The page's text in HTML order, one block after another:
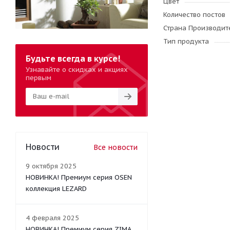
Количество постов
Страна
Тип продукта
Будьте всегда в курсе!
Узнавайте о скидках и акциях
первым
Новости Все новости
9 октября 2025
НОВИНКА! Премиум серия OSEN
коллекция LEZARD
4 февраля 2025